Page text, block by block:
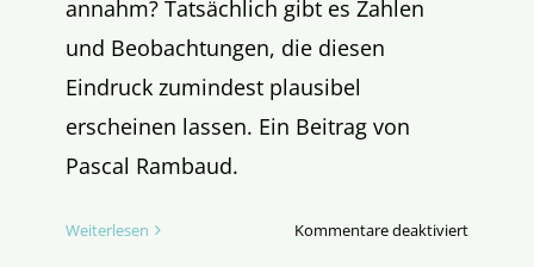
annahm? Tatsächlich gibt es Zahlen
und Beobachtungen, die diesen
Eindruck zumindest plausibel
erscheinen lassen. Ein Beitrag von
Pascal Rambaud.
Weiterlesen Kommentare deaktiviertfür